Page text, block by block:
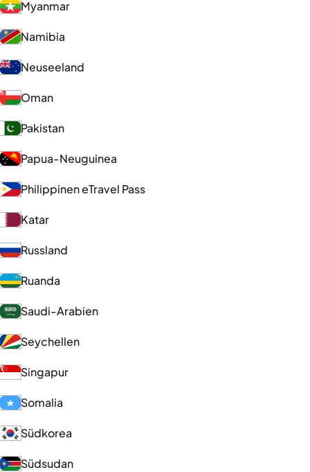
Myanmar
Namibia
Neuseeland
Oman
Pakistan
Papua-Neuguinea
Philippinen eTravel Pass
Katar
Russland
Ruanda
Saudi-Arabien
Seychellen
Singapur
Somalia
Südkorea
Südsudan